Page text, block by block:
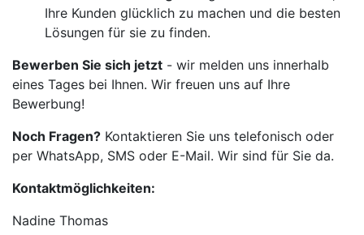
Ihre Kunden glücklich zu machen und die besten
Lösungen für sie zu finden.
Bewerben Sie sich jetzt - wir melden uns innerhalb
eines Tages bei Ihnen. Wir freuen uns auf Ihre
Bewerbung!
Noch Fragen? Kontaktieren Sie uns telefonisch oder
per WhatsApp, SMS oder E-Mail. Wir sind für Sie da.
Kontaktmöglichkeiten:
Nadine Thomas